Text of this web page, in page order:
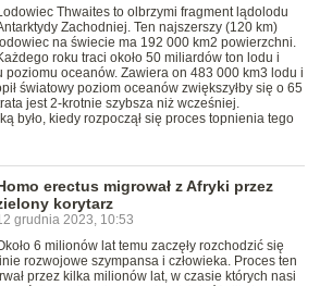
Thwaites to olbrzymi fragment lądolodu
Zachodniej. Ten najszerszy (120 km)
lodowiec na świecie ma 192 000 km2 powierzchni.
roku traci około 50 miliardów ton lodu i
poziomu oceanów. Zawiera on 483 000 km3 lodu i
światowy poziom oceanów zwiększyłby się o 65
jest 2-krotnie szybsza niż wcześniej.
było, kiedy rozpoczął się proces topnienia tego
erectus migrował z Afryki przez
korytarz
grudnia 2023, 10:53
6 milionów lat temu zaczęły rozchodzić się
linie rozwojowe szympansa i człowieka. Proces ten
przez kilka milionów lat, w czasie których nasi